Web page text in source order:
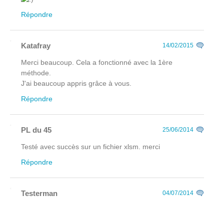
Répondre
Katafray 14/02/2015
Merci beaucoup. Cela a fonctionné avec la 1ère
méthode.
J'ai beaucoup appris grâce à vous.
Répondre
PL du 45 25/06/2014
Testé avec succès sur un fichier xlsm. merci
Répondre
Testerman 04/07/2014